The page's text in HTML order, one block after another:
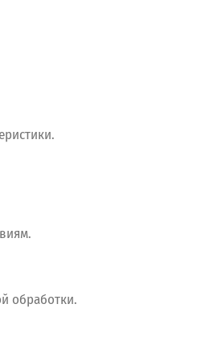
обработки.